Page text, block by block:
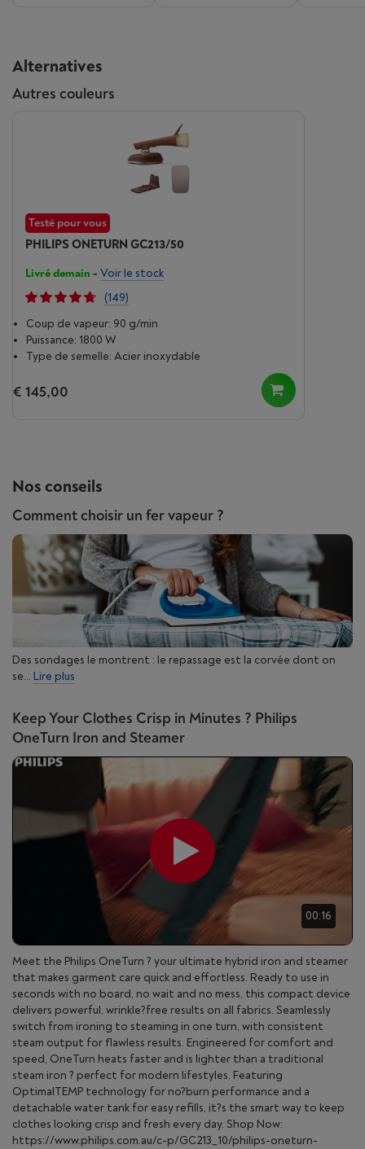
Alternatives
Autres couleurs
Testé pour vous
PHILIPS ONETURN GC213/50
Livré demain - Voir le stock
(149)
Coup de vapeur: 90 g/min
Puissance: 1800 W
Type de semelle: Acier inoxydable
€ 145,00
Nos conseils
Comment choisir un fer vapeur ?
Des sondages le montrent : le repassage est la corvée dont on
se... Lire plus
Keep Your Clothes Crisp in Minutes ? Philips
OneTurn Iron and Steamer
00:16
Meet the Philips OneTurn ? your ultimate hybrid iron and steamer
that makes garment care quick and effortless. Ready to use in
seconds with no board, no wait and no mess, this compact device
delivers powerful, wrinkle?free results on all fabrics. Seamlessly
switch from ironing to steaming in one turn, with consistent
steam output for flawless results. Engineered for comfort and
speed, OneTurn heats faster and is lighter than a traditional
steam iron ? perfect for modern lifestyles. Featuring
OptimalTEMP technology for no?burn performance and a
detachable water tank for easy refills, it?s the smart way to keep
clothes looking crisp and fresh every day. Shop Now:
https://www.philips.com.au/c-p/GC213_10/philips-oneturn-